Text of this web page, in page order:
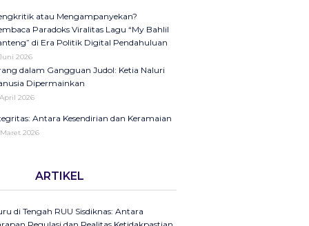
atau Mengampanyekan?
Paradoks Viralitas Lagu “My Bahlil
di Era Politik Digital Pendahuluan
2026
dalam Gangguan Judol: Ketia Naluri
Dipermainkan
2026
Antara Kesendirian dan Keramaian
2026
Koran ke Panggung Radio Serta
ARTIKEL
di Tengah RUU Sisdiknas: Antara